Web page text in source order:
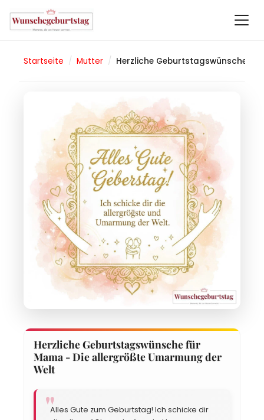
Startseite / Mutter / Herzliche Geburtstagswünsche
Herzliche Geburtstagswünsche für
Mama - Die allergrößte Umarmung der
Welt
Alles Gute zum Geburtstag! Ich schicke dir